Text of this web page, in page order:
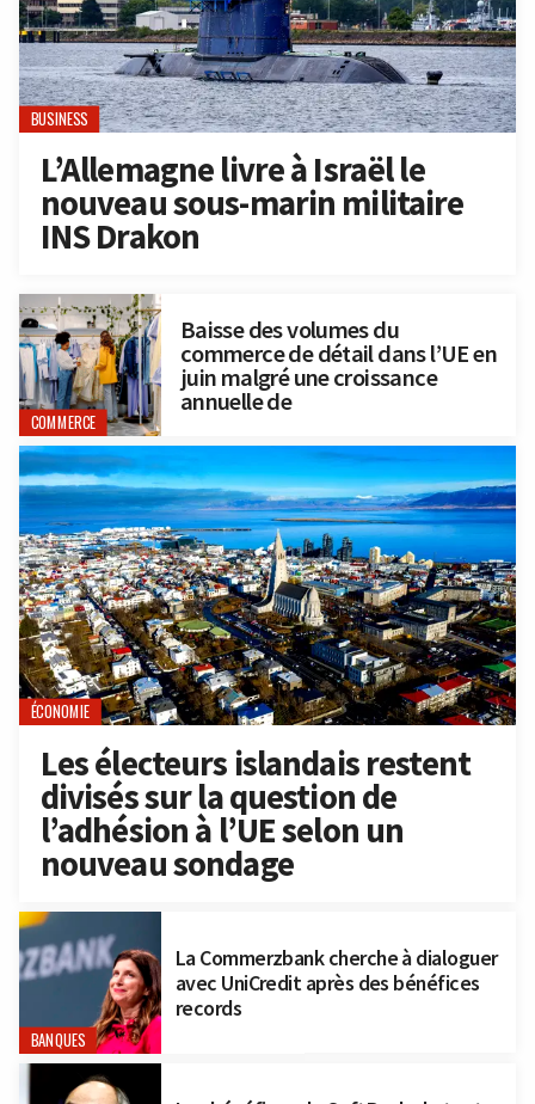
BUSINESS
L’Allemagne livre à Israël le
nouveau sous-marin militaire
INS Drakon
COMMERCE
Baisse des volumes du
commerce de détail dans l’UE en
juin malgré une croissance
annuelle de
ÉCONOMIE
Les électeurs islandais restent
divisés sur la question de
l’adhésion à l’UE selon un
nouveau sondage
BANQUES
La Commerzbank cherche à dialoguer
avec UniCredit après des bénéfices
records